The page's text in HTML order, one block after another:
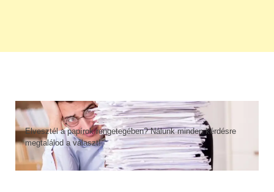
Elvesztél a papírok rengetegében? Nálunk minden kérdésre
megtalálod a választ!